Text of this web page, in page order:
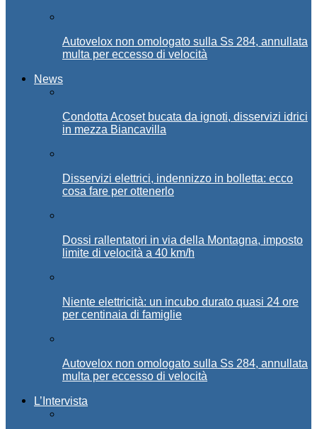
Autovelox non omologato sulla Ss 284, annullata
multa per eccesso di velocità
News
Condotta Acoset bucata da ignoti, disservizi idrici
in mezza Biancavilla
Disservizi elettrici, indennizzo in bolletta: ecco
cosa fare per ottenerlo
Dossi rallentatori in via della Montagna, imposto
limite di velocità a 40 km/h
Niente elettricità: un incubo durato quasi 24 ore
per centinaia di famiglie
Autovelox non omologato sulla Ss 284, annullata
multa per eccesso di velocità
L’Intervista